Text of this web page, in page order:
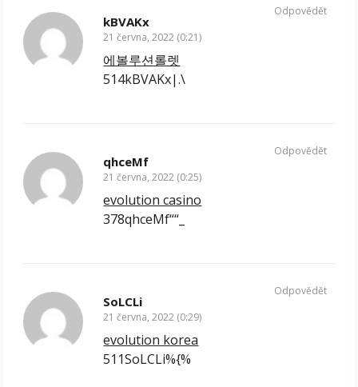
kBVAKx
21 června, 2022 (0:21)
에볼루션롤렛
514kBVAKx|.\
Odpovědět
qhceMf
21 června, 2022 (0:25)
evolution casino
378qhceMf““_
Odpovědět
SoLCLi
21 června, 2022 (0:29)
evolution korea
511SoLCLi%{%
Odpovědět